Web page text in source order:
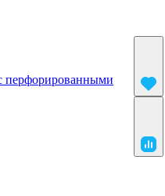
перфорированными